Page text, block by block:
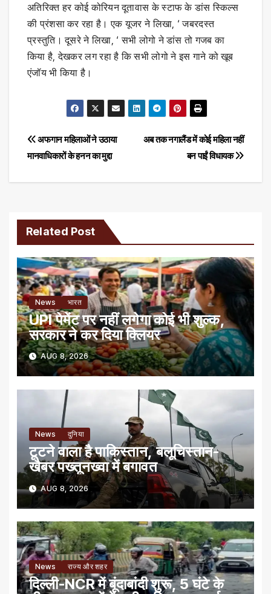
अतिरिक्त हर कोई कोरियन दूतावास के स्टाफ के डांस स्किल्स
की प्रंशसा कर रहा है। एक यूजर ने लिखा, ‘ जबरदस्त
प्रस्तुति। दूसरे ने लिखा, ‘ सभी लोगो ने डांस तो गजब का
किया है, देखकर लग रहा है कि सभी लोगो ने इस गाने को खूब
एंजॉय भी किया है।
Post
navigation
अब तक नगालैंड में कोई महिला नहीं
बन पाईं विधायक
अफगान महिलाओं ने उठाया
मानवाधिकारों के हनन का मुद्दा
Related Post
News भारत
UPI पेमेंट पर नहीं लगेगा कोई भी शुल्क,
सरकार ने कर दिया क्लियर
AUG 8, 2026
News दुनिया
टूटने वाला है पाकिस्तान, बलूचिस्तान-
खैबर पख्तूनख्वा में बगावत
AUG 8, 2026
News राज्य और शहर
दिल्ली-NCR में बूंदाबांदी शुरू, 5 घंटे के